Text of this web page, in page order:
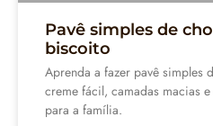
Pavê simples de
biscoito
Aprenda a fazer pavê simples
creme fácil, camadas macias
para a família.